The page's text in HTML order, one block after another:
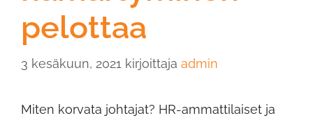
pelottaa
3 kesäkuun, 2021 kirjoittaja admin
Miten korvata johtajat? HR-ammattilaiset ja